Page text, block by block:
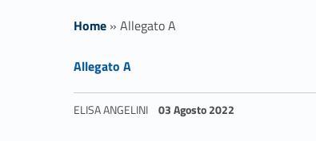
Home » Allegato A
A
l
Link identifier #identifier__137470-1
Allegato A
ELISA ANGELINI 03 Agosto 2022